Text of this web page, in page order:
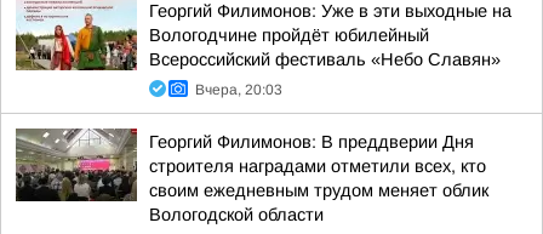
Георгий Филимонов: Уже в эти выходные на
Вологодчине пройдёт юбилейный
Всероссийский фестиваль «Небо Славян»
Вчера, 20:03
Георгий Филимонов: В преддверии Дня
строителя наградами отметили всех, кто
своим ежедневным трудом меняет облик
Вологодской области